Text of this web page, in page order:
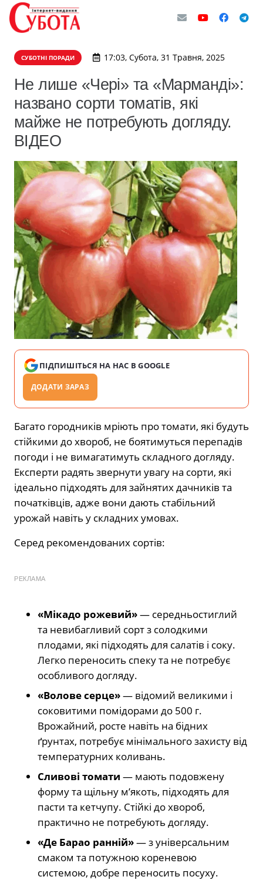
СУБОТНІ ПОРАДИ 17:03, Субота, 31 Травня, 2025
Не лише «Чері» та «Марманді»:
названо сорти томатів, які
майже не потребують догляду.
ВІДЕО
ПІДПИШІТЬСЯ НА НАС В GOOGLE
ДОДАТИ ЗАРАЗ
Багато городників мріють про томати, які будуть
стійкими до хвороб, не боятимуться перепадів
погоди і не вимагатимуть складного догляду.
Експерти радять звернути увагу на сорти, які
ідеально підходять для зайнятих дачників та
початківців, адже вони дають стабільний
урожай навіть у складних умовах.
Серед рекомендованих сортів:
РЕКЛАМА
«Мікадо рожевий»— середньостиглий
та невибагливий сорт з солодкими
плодами, які підходять для салатів і соку.
Легко переносить спеку та не потребує
особливого догляду.
«Волове серце»— відомий великими і
соковитими помідорами до 500 г.
Врожайний, росте навіть на бідних
ґрунтах, потребує мінімального захисту від
температурних коливань.
Сливові томати — мають подовжену
форму та щільну м’якоть, підходять для
пасти та кетчупу. Стійкі до хвороб,
практично не потребують догляду.
«Де Барао ранній»— з універсальним
смаком та потужною кореневою
системою, добре переносить посуху.